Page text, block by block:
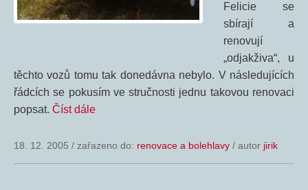
Felicie se
sbírají a
renovují
„odjakživa“, u
těchto vozů tomu tak donedávna nebylo. V následujících
řádcích se pokusím ve stručnosti jednu takovou renovaci
popsat. Číst dále
18. 12. 2005 / zařazeno do: renovace a bolehlavy / autor jirik